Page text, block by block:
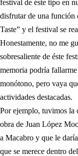
festival de éste tipo en
disfrutar de una función
Taste” y el festival se
Honestamente, no me
sobresaliente de éste
memoria podría
monótono, pero vaya
actividades destacadas.
Por ejemplo, tuvimos la
obra de Juan López
a Macabro y que le
que se merece dentro